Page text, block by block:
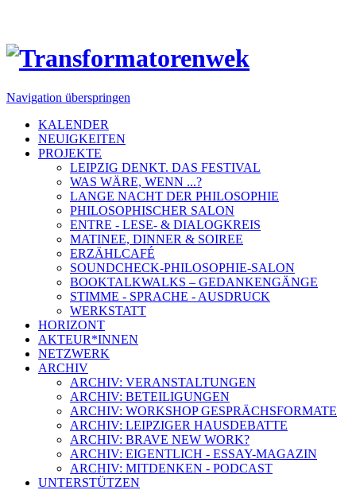
Navigation überspringen
KALENDER
NEUIGKEITEN
PROJEKTE
LEIPZIG DENKT. DAS FESTIVAL
WAS WÄRE, WENN ...?
LANGE NACHT DER PHILOSOPHIE
PHILOSOPHISCHER SALON
ENTRE - LESE- & DIALOGKREIS
MATINEE, DINNER & SOIREE
ERZÄHLCAFÉ
SOUNDCHECK-PHILOSOPHIE-SALON
BOOKTALKWALKS – GEDANKENGÄNGE
STIMME - SPRACHE - AUSDRUCK
WERKSTATT
HORIZONT
AKTEUR*INNEN
NETZWERK
ARCHIV
ARCHIV: VERANSTALTUNGEN
ARCHIV: BETEILIGUNGEN
ARCHIV: WORKSHOP GESPRÄCHSFORMATE
ARCHIV: LEIPZIGER HAUSDEBATTE
ARCHIV: BRAVE NEW WORK?
ARCHIV: EIGENTLICH - ESSAY-MAGAZIN
ARCHIV: MITDENKEN - PODCAST
UNTERSTÜTZEN